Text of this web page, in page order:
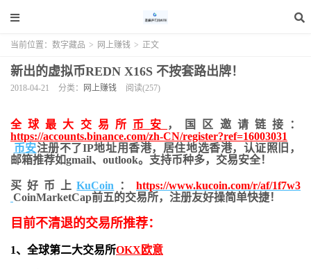
当前位置： 数字藏品 > 网上赚钱 > 正文
新出的虚拟币REDN X16S 不按套路出牌！
2018-04-21 分类： 网上赚钱 阅读(257)
全球最大交易所 币安
，国区邀请链接：
https://accounts.binance.com/zh-CN/register?ref=16003031
币安注册不了IP地址用香港，居住地选香港，认证照旧，
邮箱推荐如gmail、outlook。支持币种多，交易安全！
买好币上KuCoin ：https://www.kucoin.com/r/af/1f7w3
CoinMarketCap前五的交易所，注册友好操简单快捷！
目前不清退的交易所推荐：
1、全球第二大交易所OKX欧意